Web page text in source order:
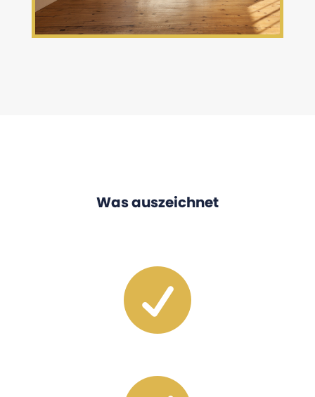
Was auszeichnet
